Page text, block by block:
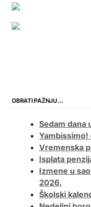
OBRATI PAŽNJU…
Sedam dana
Yambissimo!
Vremenska
Isplata
Izmene u
2026.
Školski